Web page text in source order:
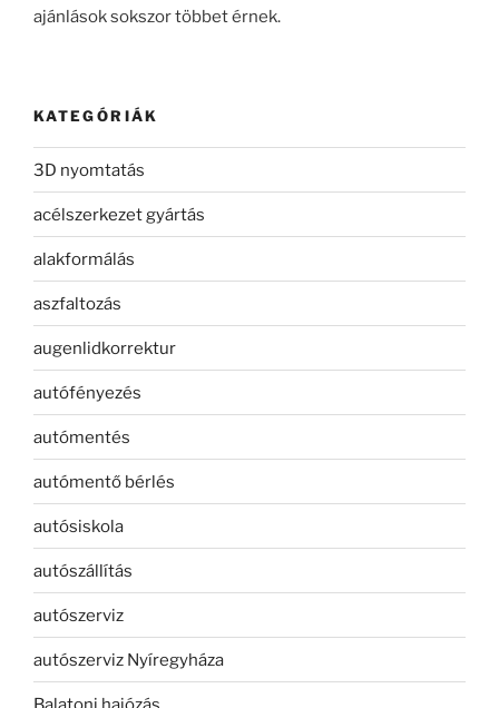
ajánlások sokszor többet érnek.
KATEGÓRIÁK
3D nyomtatás
acélszerkezet gyártás
alakformálás
aszfaltozás
augenlidkorrektur
autófényezés
autómentés
autómentő bérlés
autósiskola
autószállítás
autószerviz
autószerviz Nyíregyháza